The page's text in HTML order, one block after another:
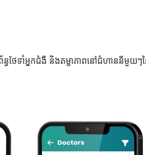
ធថែទាំអ្នកជំងឺ និងតម្លាភាពនៅជំហាននីមួយៗ